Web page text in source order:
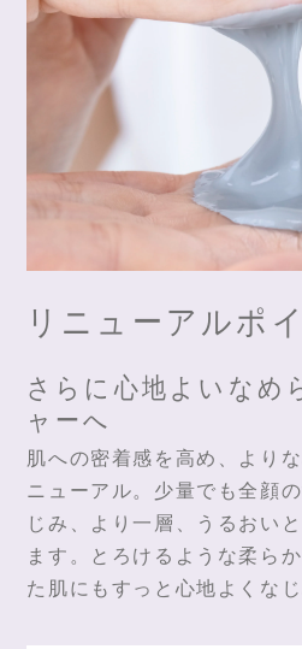
リニューアルポ
さらに心地よいなめ
ャーへ
肌への密着感を高め、より
ニューアル。少量でも全顔
じみ、より一層、うるおい
ます。とろけるような柔ら
た肌にもすっと心地よくなじ